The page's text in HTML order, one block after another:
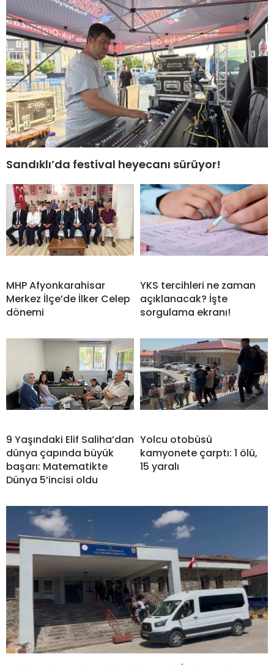
Sandıklı’da festival heyecanı sürüyor!
MHP Afyonkarahisar
Merkez İlçe’de İlker Celep
dönemi
YKS tercihleri ne zaman
açıklanacak? İşte
sorgulama ekranı!
9 Yaşındaki Elif Saliha’dan
dünya çapında büyük
başarı: Matematikte
Dünya 5’incisi oldu
Yolcu otobüsü
kamyonete çarptı: 1 ölü,
15 yaralı